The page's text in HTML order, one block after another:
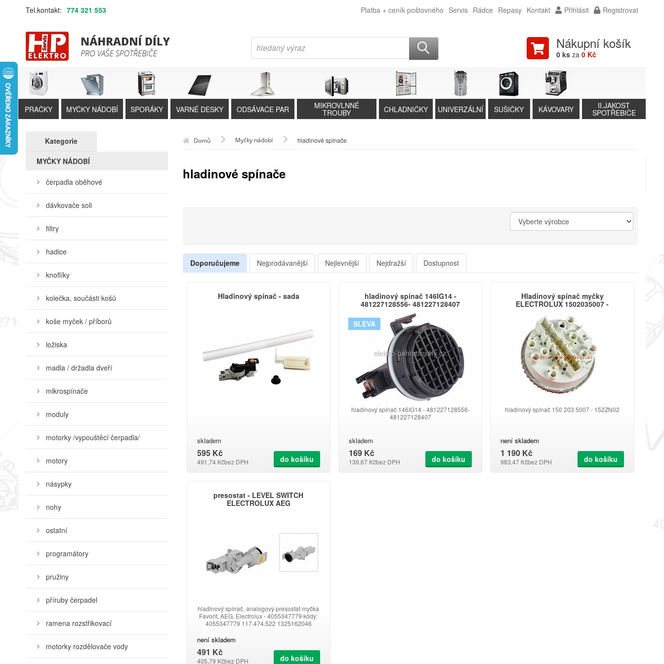
Tel.kontakt: 774 321 553 Platba + ceník poštovného Servis Rádce Repasy Kontakt Přihlásit Registrovat
Nákupní košík
0 ks za 0 Kč
PRAČKY MYČKY NÁDOBÍ SPORÁKY VARNÉ DESKY ODSÁVAČE PAR MIKROVLNNÉ
TROUBY CHLADNIČKY UNIVERZÁLNÍ SUŠIČKY KÁVOVARY II.JAKOST
SPOTŘEBIČE
Kategorie
MYČKY NÁDOBÍ
čerpadla oběhové
dávkovače soli
filtry
hadice
knoflíky
kolečka, součásti košů
koše myček / příborů
ložiska
madla / držadla dveří
mikrospínače
moduly
motorky /vypouštěcí čerpadla/
motory
násypky
nohy
ostatní
programátory
pružiny
příruby čerpadel
ramena rozstřikovací
motorky rozdělovače vody
Domů Myčky nádobí hladinové spínače
hladinové spínače
Doporučujeme Nejprodávanější Nejlevnější Nejdražší Dostupnost
Hladinový spínač - sada
skladem
595 Kč
491,74 Kčbez DPH do košíku
hladinový spínač 146IG14 -
481227128556- 481227128407
SLEVA
hladinový spínač 146IG14 - 481227128556-
481227128407
skladem
169 Kč
139,67 Kčbez DPH do košíku
Hladinový spínač myčky
ELECTROLUX 1502035007 -
hladinový spínač 150 203 5007 - 152ZN02
není skladem
1 190 Kč
983,47 Kčbez DPH do košíku
presostat - LEVEL SWITCH
ELECTROLUX AEG
hladinový spínač, analogový presostat myčka
Favorit, AEG, Electrolux - 4055347779 kódy:
4055347779 117.474.522 1325162046
není skladem
491 Kč
405,79 Kčbez DPH do košíku